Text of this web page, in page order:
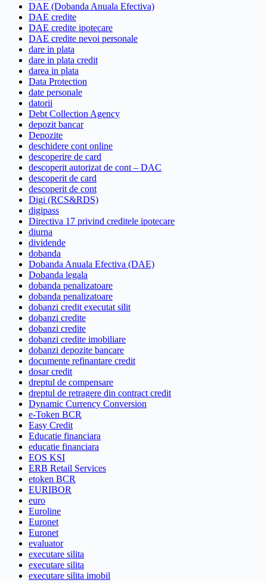
DAE (Dobanda Anuala Efectiva)
DAE credite
DAE credite ipotecare
DAE credite nevoi personale
dare in plata
dare in plata credit
darea in plata
Data Protection
date personale
datorii
Debt Collection Agency
depozit bancar
Depozite
deschidere cont online
descoperire de card
descoperit autorizat de cont – DAC
descoperit de card
descoperit de cont
Digi (RCS&RDS)
digipass
Directiva 17 privind creditele ipotecare
diurna
dividende
dobanda
Dobanda Anuala Efectiva (DAE)
Dobanda legala
dobanda penalizatoare
dobanda penalizatoare
dobanzi credit executat silit
dobanzi credite
dobanzi credite
dobanzi credite imobiliare
dobanzi depozite bancare
documente refinantare credit
dosar credit
dreptul de compensare
dreptul de retragere din contract credit
Dynamic Currency Conversion
e-Token BCR
Easy Credit
Educatie financiara
educatie financiara
EOS KSI
ERB Retail Services
etoken BCR
EURIBOR
euro
Euroline
Euronet
Euronet
evaluator
executare silita
executare silita
executare silita imobil